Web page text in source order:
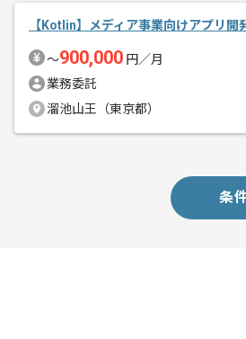
支払いサイ
その他募集要項
レバテック
分からない
【Kotlin】メディア事業向けアプリ開
〜900,000 円／月
業務委託
溜池山王（東京都）
条